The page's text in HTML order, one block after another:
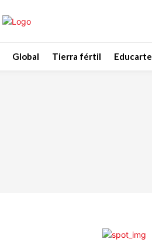
Global Tierra fértil Educarte